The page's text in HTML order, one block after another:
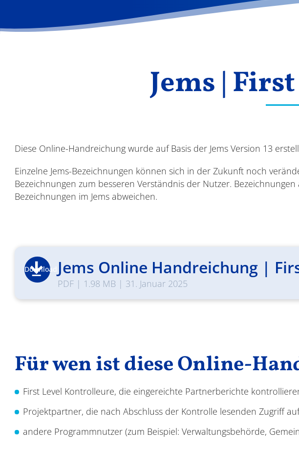
Jems |
Diese Online-Handreichung wurde auf Basis der Jems Version 13
Einzelne Jems-Bezeichnungen können sich in der Zukunft noch
Bezeichnungen zum besseren Verständnis der Nutzer.
Bezeichnungen im Jems abweichen.
Download Jems Online Handreichung |
PDF| 1.98 MB | 31. Januar 2025
Für wen ist diese Online-
First Level Kontrolleure, die eingereichte Partnerberichte
Projektpartner, die nach Abschluss der Kontrolle lesenden Zugriff
andere Programmnutzer (zum Beispiel: Verwaltungsbehörde,